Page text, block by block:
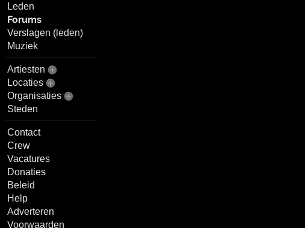
Leden
Forums
Verslagen (leden)
Muziek
Artiesten
Locaties
Organisaties
Steden
Contact
Crew
Vacatures
Donaties
Beleid
Help
Adverteren
Voorwaarden